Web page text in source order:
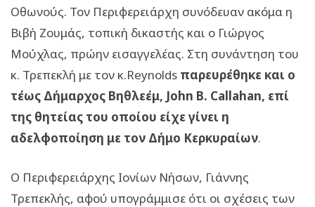
Οθωνούς. Τον Περιφερειάρχη συνόδευαν ακόμα η
Βιβή Ζουμάς, τοπική δικαστής και ο Γιώργος
Μούχλας, πρώην εισαγγελέας. Στη συνάντηση του
κ. Τρεπεκλή με τον κ.Reynolds παρευρέθηκε και ο
τέως Δήμαρχος Βηθλεέμ, John B. Callahan, επί
της θητείας του οποίου είχε γίνει η
αδελφοποίηση με τον Δήμο Κερκυραίων.
Ο Περιφερειάρχης Ιονίων Νήσων, Γιάννης
Τρεπεκλής, αφού υπογράμμισε ότι οι σχέσεις των